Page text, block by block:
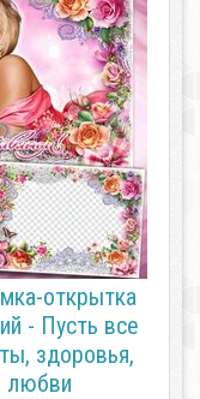
открытка
- Пусть все
здоровья,
любви